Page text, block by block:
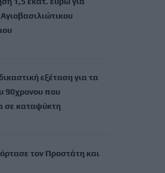
εξέταση για τα
90χρονου που
σε καταψύκτη
τον Προστάτη και